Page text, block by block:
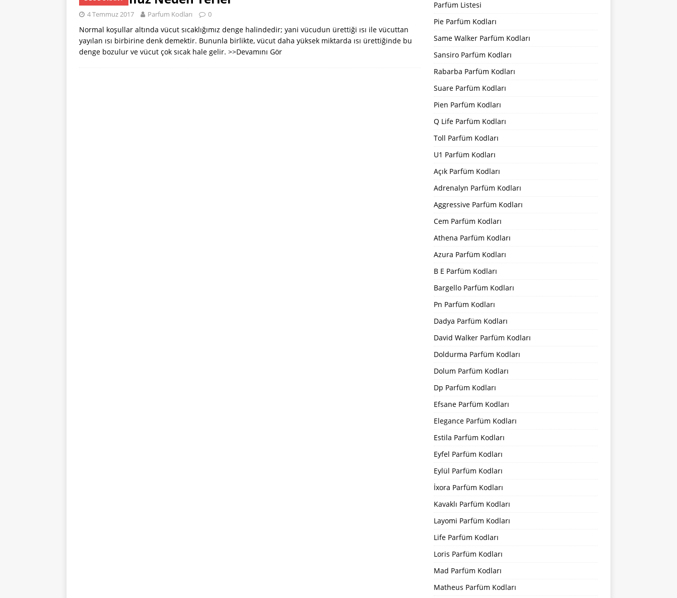
PARFÜM KODLARI
[ 31 Temmuz 2025 ] Dp Parfüm Kodları 2025 DP PARFÜM KODLARI
4 Temmuz 2017 Parfum Kodları 0
Normal koşullar altında vücut sıcaklığımız denge halindedir; yani vücudun ürettiği ısı ile vücuttan
yayılan ısı birbirine denk demektir. Bununla birlikte, vücut daha yüksek miktarda ısı ürettiğinde bu
denge bozulur ve vücut çok sıcak hale gelir. >>Devamını Gör
Parfüm Listesi
Pie Parfüm Kodları
Same Walker Parfüm Kodları
Sansiro Parfüm Kodları
Rabarba Parfüm Kodları
Suare Parfüm Kodları
Pien Parfüm Kodları
Q Life Parfüm Kodları
Toll Parfüm Kodları
U1 Parfüm Kodları
Açık Parfüm Kodları
Adrenalyn Parfüm Kodları
Aggressive Parfüm Kodları
Cem Parfüm Kodları
Athena Parfüm Kodları
Azura Parfüm Kodları
B E Parfüm Kodları
Bargello Parfüm Kodları
Pn Parfüm Kodları
Dadya Parfüm Kodları
David Walker Parfüm Kodları
Doldurma Parfüm Kodları
Dolum Parfüm Kodları
Dp Parfüm Kodları
Efsane Parfüm Kodları
Elegance Parfüm Kodları
Estila Parfüm Kodları
Eyfel Parfüm Kodları
Eylül Parfüm Kodları
İxora Parfüm Kodları
Kavaklı Parfüm Kodları
Layomi Parfüm Kodları
Life Parfüm Kodları
Loris Parfüm Kodları
Mad Parfüm Kodları
Matheus Parfüm Kodları